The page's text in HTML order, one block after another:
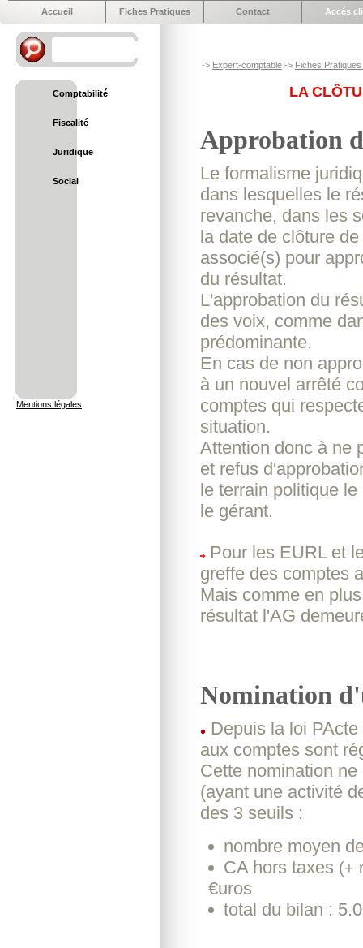
Accueil Fiches Pratiques Contact Accés
Comptabilité
Fiscalité
Juridique
Social
Mentions légales
-> Expert-comptable -> Fiches
LA
Approbation
Le formalisme
dans lesquelles le
revanche, dans les
la date de clôture
associé(s) pour
du résultat.
L'approbation du
des voix, comme
prédominante.
En cas de non
à un nouvel arrêté
comptes qui
situation.
Attention donc à ne
et refus
le terrain politique
le gérant.
Pour les EURL et
greffe des comptes
Mais comme en
résultat l'AG
Nomination
Depuis la loi
aux comptes sont
Cette nomination
(ayant une activité
des 3 seuils :
nombre moyen
CA hors taxes (+
€uros
total du bilan :